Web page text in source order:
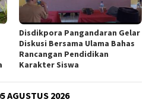
Disdikpora Pangandaran Gelar
Diskusi Bersama Ulama Bahas
Rancangan Pendidikan
Karakter Siswa
AGUSTUS 2026